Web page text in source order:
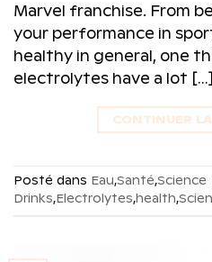
Marvel franchise. From
your performance in
healthy in general, one
electrolytes have a lot […]
CONTINUER
Posté dans Eau,Santé,Science
Drinks,Electrolytes,health,